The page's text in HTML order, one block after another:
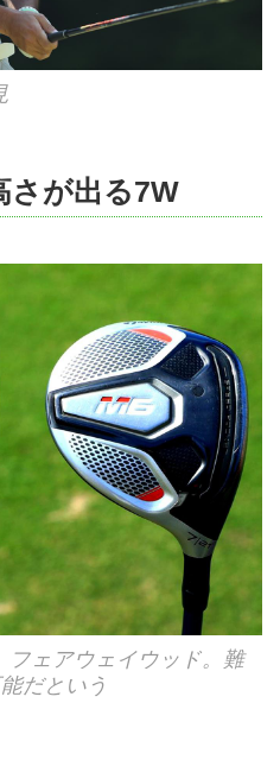
さが出る7W
フェアウェイウッド。難
だという